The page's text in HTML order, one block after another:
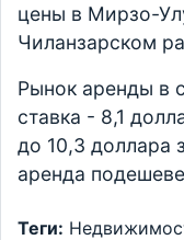
цены в Мирзо-
Чиланзарском
Рынок аренды в
ставка - 8,1
до 10,3 доллара
аренда
Теги: